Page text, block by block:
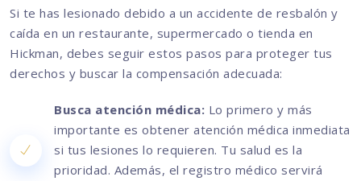
Si te has lesionado debido a un accidente de resbalón y
caída en un restaurante, supermercado o tienda en
Hickman, debes seguir estos pasos para proteger tus
derechos y buscar la compensación adecuada:
Busca atención médica: Lo primero y más
importante es obtener atención médica inmediata
si tus lesiones lo requieren. Tu salud es la
prioridad. Además, el registro médico servirá